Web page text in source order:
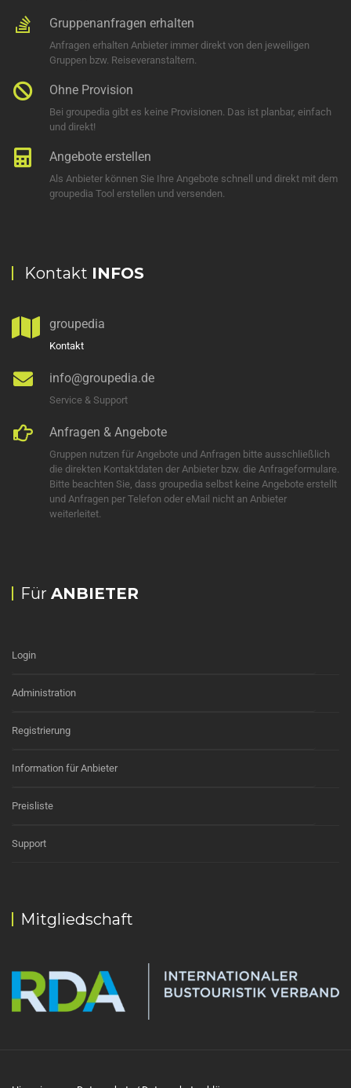
Gruppenanfragen erhalten
Anfragen erhalten Anbieter immer direkt von den jeweiligen
Gruppen bzw. Reiseveranstaltern.
Ohne Provision
Bei groupedia gibt es keine Provisionen. Das ist planbar, einfach
und direkt!
Angebote erstellen
Als Anbieter können Sie Ihre Angebote schnell und direkt mit dem
groupedia Tool erstellen und versenden.
Kontakt INFOS
groupedia
Kontakt
info@groupedia.de
Service & Support
Anfragen & Angebote
Gruppen nutzen für Angebote und Anfragen bitte ausschließlich
die direkten Kontaktdaten der Anbieter bzw. die Anfrageformulare.
Bitte beachten Sie, dass groupedia selbst keine Angebote erstellt
und Anfragen per Telefon oder eMail nicht an Anbieter
weiterleitet.
Für ANBIETER
Login
Administration
Registrierung
Information für Anbieter
Preisliste
Support
Mitgliedschaft